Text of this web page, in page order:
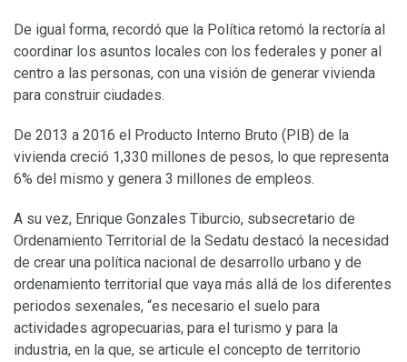
De igual forma, recordó que la Política retomó la rectoría al
coordinar los asuntos locales con los federales y poner al
centro a las personas, con una visión de generar vivienda
para construir ciudades.
De 2013 a 2016 el Producto Interno Bruto (PIB) de la
vivienda creció 1,330 millones de pesos, lo que representa
6% del mismo y genera 3 millones de empleos.
A su vez, Enrique Gonzales Tiburcio, subsecretario de
Ordenamiento Territorial de la Sedatu destacó la necesidad
de crear una política nacional de desarrollo urbano y de
ordenamiento territorial que vaya más allá de los diferentes
periodos sexenales, “es necesario el suelo para
actividades agropecuarias, para el turismo y para la
industria, en la que, se articule el concepto de territorio